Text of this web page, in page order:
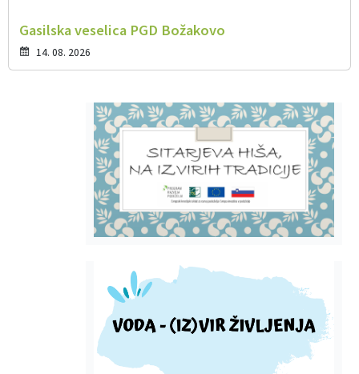
Gasilska veselica PGD Božakovo
14. 08. 2026